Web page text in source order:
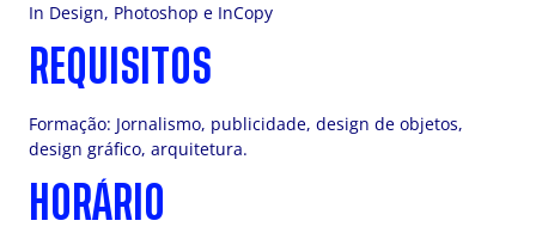
In Design, Photoshop e InCopy
REQUISITOS
Formação: Jornalismo, publicidade, design de objetos,
design gráfico, arquitetura.
HORÁRIO